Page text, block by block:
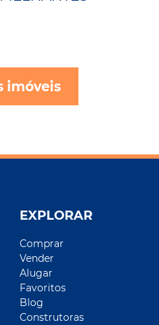
imóveis
EXPLORAR
Comprar
Vender
Alugar
Favoritos
Blog
Construtoras